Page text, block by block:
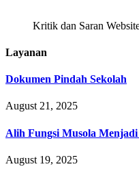
Kritik dan Saran
Layanan
Dokumen Pindah Sekolah
August 21, 2025
Alih Fungsi Musola
August 19, 2025